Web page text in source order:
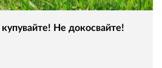
Не докосвайте!